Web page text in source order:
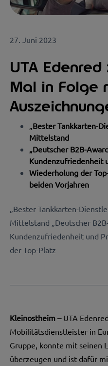
27. Juni 2023
UTA
Mal in Folge
„Bester Tankkarten-
Mittelstand
„Deutscher B2B-
Kundenzufriedenheit
Wiederholung der
beiden Vorjahren
„Bester Tankkarten-
Mittelstand „Deutscher
Kundenzufriedenheit und
der Top-Platz
Kleinostheim – UTA Edenred
Mobilitätsdienstleister in
Gruppe, konnte mit seinen
überzeugen und ist dafür